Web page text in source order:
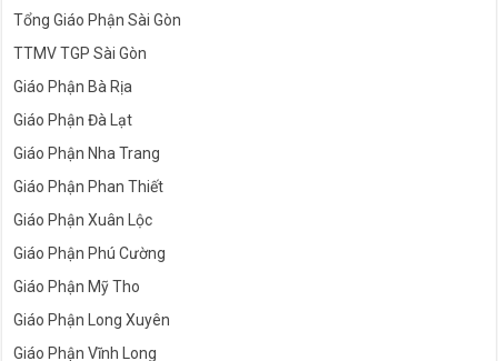
Tổng Giáo Phận Sài Gòn
TTMV TGP Sài Gòn
Giáo Phận Bà Rịa
Giáo Phận Đà Lạt
Giáo Phận Nha Trang
Giáo Phận Phan Thiết
Giáo Phận Xuân Lộc
Giáo Phận Phú Cường
Giáo Phận Mỹ Tho
Giáo Phận Long Xuyên
Giáo Phận Vĩnh Long